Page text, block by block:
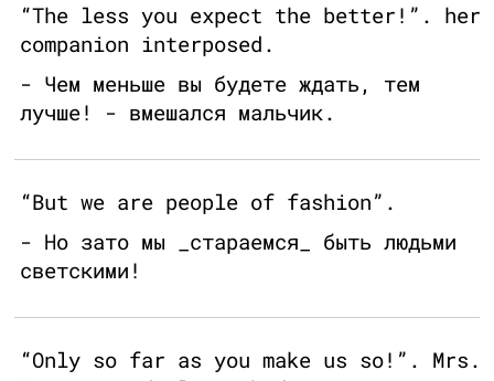
“The less you expect the better!”. her
companion interposed.
- Чем меньше вы будете ждать, тем
лучше! - вмешался мальчик.
“But we are people of fashion”.
- Но зато мы _стараемся_ быть людьми
светскими!
“Only so far as you make us so!”. Mrs.